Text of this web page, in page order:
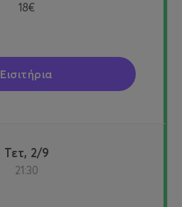
18€
Εισιτήρια
Τετ, 2/9
21:30